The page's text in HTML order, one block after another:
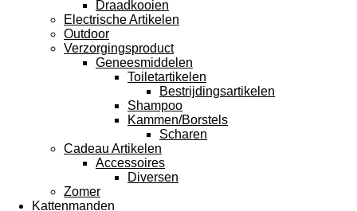
Draadkooien
Electrische Artikelen
Outdoor
Verzorgingsproduct
Geneesmiddelen
Toiletartikelen
Bestrijdingsartikelen
Shampoo
Kammen/Borstels
Scharen
Cadeau Artikelen
Accessoires
Diversen
Zomer
Kattenmanden